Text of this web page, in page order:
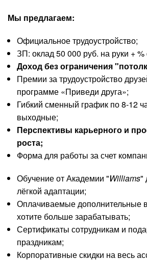
Мы предлагаем:
Официальное трудоустройство;
ЗП: оклад 50 000 руб. на руки +
Доход без ограничения
Премии за трудоустройство
программе «Приведи друга»;
Гибкий сменный график по 8-12
выходные;
Перспективы карьерного и
роста;
Форма для работы за счет
Обучение от Академии "Williams"
лёгкой адаптации;
Оплачиваемые дополнительные
хотите больше зарабатывать;
Сертификаты сотрудникам и
праздникам;
Корпоративные скидки на весь